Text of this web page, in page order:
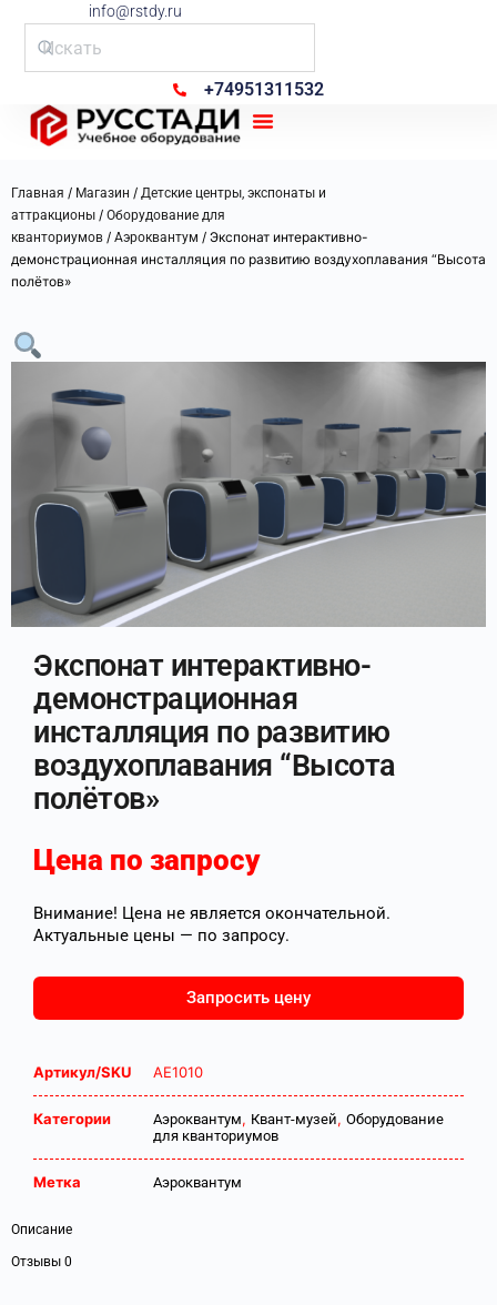
info@rstdy.ru
+74951311532
Главная / Магазин / Детские центры, экспонаты и
аттракционы / Оборудование для
кванториумов / Аэроквантум / Экспонат интерактивно-
демонстрационная инсталляция по развитию воздухоплавания “Высота
полётов»
Экспонат интерактивно-
демонстрационная
инсталляция по развитию
воздухоплавания “Высота
полётов»
Цена по запросу
Внимание! Цена не является окончательной.
Актуальные цены — по запросу.
Запросить цену
Артикул/SKU АЕ1010
Категории Аэроквантум, Квант-музей, Оборудование
для кванториумов
Метка Аэроквантум
Описание
Отзывы 0